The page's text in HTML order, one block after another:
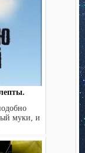
муки, и